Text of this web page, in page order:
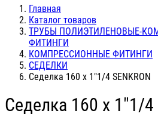
Главная
Каталог товаров
ТРУБЫ ПОЛИЭТИЛЕНОВЫЕ-
ФИТИНГИ
КОМПРЕССИОННЫЕ ФИТИНГИ
СЕДЕЛКИ
Седелка 160 х 1"1/4 SENKRON
Седелка 160 х 1"1/4